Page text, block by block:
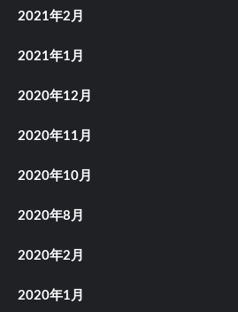
2021年2月
2021年1月
2020年12月
2020年11月
2020年10月
2020年8月
2020年2月
2020年1月